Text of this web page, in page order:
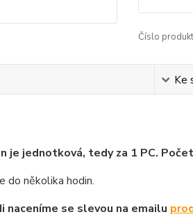
Číslo
Ke
je jednotková, tedy za 1 PC.
do několika hodin.
naceníme se slevou na emailu